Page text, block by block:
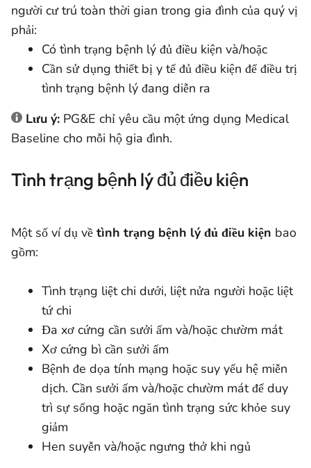
người cư trú toàn thời gian trong gia đình của quý vị
phải:
Có tình trạng bệnh lý đủ điều kiện và/hoặc
Cần sử dụng thiết bị y tế đủ điều kiện để điều trị
tình trạng bệnh lý đang diễn ra
Lưu ý: PG&E chỉ yêu cầu một ứng dụng Medical
Baseline cho mỗi hộ gia đình.
Tình trạng bệnh lý đủ điều kiện
Một số ví dụ về tình trạng bệnh lý đủ điều kiện bao
gồm:
Tình trạng liệt chi dưới, liệt nửa người hoặc liệt
tứ chi
Đa xơ cứng cần sưởi ấm và/hoặc chườm mát
Xơ cứng bì cần sưởi ấm
Bệnh đe dọa tính mạng hoặc suy yếu hệ miễn
dịch. Cần sưởi ấm và/hoặc chườm mát để duy
trì sự sống hoặc ngăn tình trạng sức khỏe suy
giảm
Hen suyễn và/hoặc ngưng thở khi ngủ